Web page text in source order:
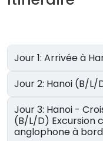
Jour 2: Hanoi (B/
Jour 3: Hanoi - Croisière à la baie d' Halong
(B/L/D) Excursion collective avec guide
anglophone à bord